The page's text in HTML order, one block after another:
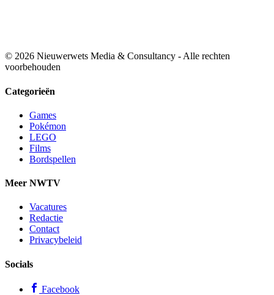
© 2026 Nieuwerwets Media & Consultancy - Alle rechten
voorbehouden
Categorieën
Games
Pokémon
LEGO
Films
Bordspellen
Meer NWTV
Vacatures
Redactie
Contact
Privacybeleid
Socials
Facebook